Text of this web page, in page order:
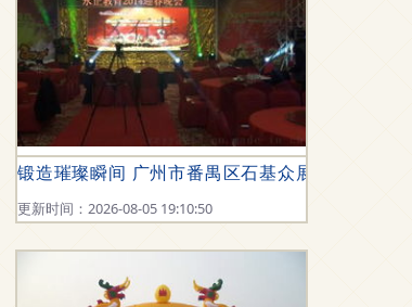
份非凡的东方尊礼
锻造璀璨瞬间 广州市番禺区石基众展亿缘音响
更新时间：2026-08-05 19:10:50